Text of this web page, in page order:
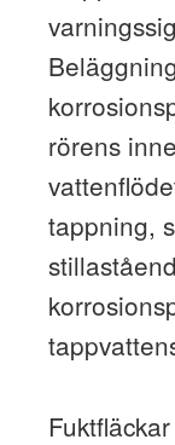
rörens
tappning,